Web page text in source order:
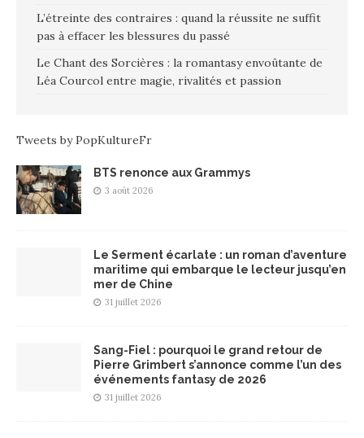
L’étreinte des contraires : quand la réussite ne suffit
pas à effacer les blessures du passé
Le Chant des Sorcières : la romantasy envoûtante de
Léa Courcol entre magie, rivalités et passion
Tweets by PopKultureFr
BTS renonce aux Grammys
3 août 2026
Le Serment écarlate : un roman d’aventure
maritime qui embarque le lecteur jusqu’en
mer de Chine
31 juillet 2026
Sang-Fiel : pourquoi le grand retour de
Pierre Grimbert s’annonce comme l’un des
événements fantasy de 2026
31 juillet 2026